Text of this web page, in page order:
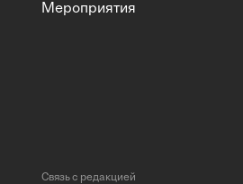
Мероприятия
Связь с редакцией